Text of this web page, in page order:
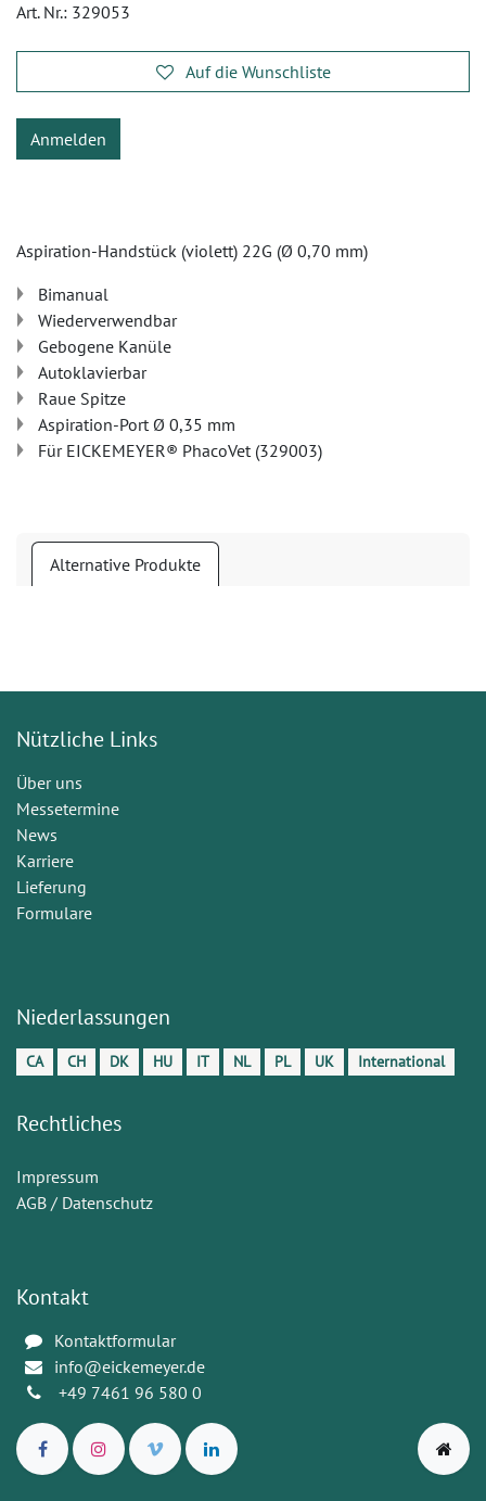
Art. Nr.: 329053
Auf die Wunschliste
Anmelden
Aspiration-Handstück (violett) 22G (Ø 0,70 mm)
Bimanual
Wiederverwendbar
Gebogene Kanüle
Autoklavierbar
Raue Spitze
Aspiration-Port Ø 0,35 mm
Für EICKEMEYER® PhacoVet (329003)
Alternative Produkte
Nützliche Links
Über uns
Messetermine
News
Karriere
Lieferung
Formulare
Niederlassungen
CA CH DK HU IT NL PL UK International
Rechtliches
Impressum
AGB / Datenschutz
Kontakt
Kontaktformular
info@eickemeyer.de
+49 7461 96 580 0